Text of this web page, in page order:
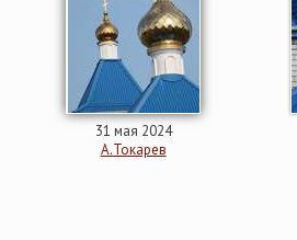
31 мая 2024
А.Токарев